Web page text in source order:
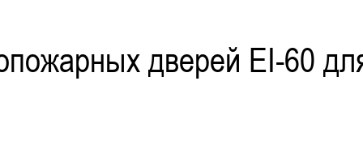
стали дверей EI-60